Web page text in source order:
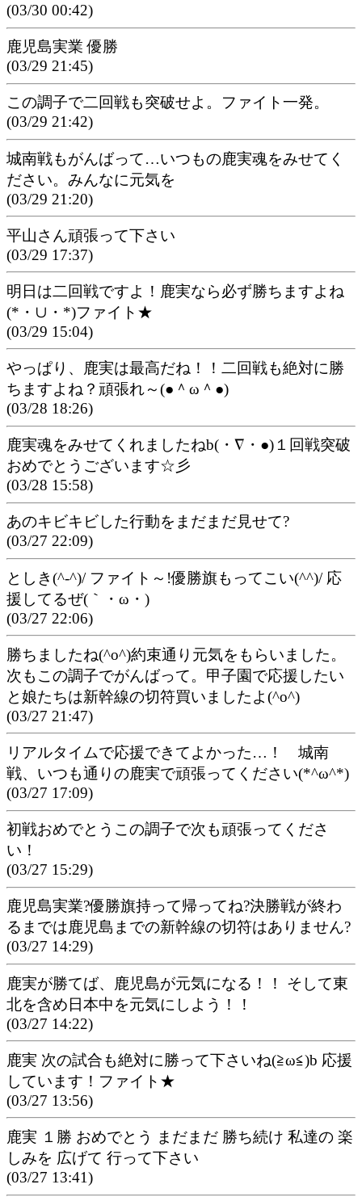
(03/30 00:42)
鹿児島実業 優勝
(03/29 21:45)
この調子で二回戦も突破せよ。ファイト一発。
(03/29 21:42)
城南戦もがんばって…いつもの鹿実魂をみせてく
ださい。みんなに元気を
(03/29 21:20)
平山さん頑張って下さい
(03/29 17:37)
明日は二回戦ですよ！鹿実なら必ず勝ちますよね
(*・∪・*)ファイト★
(03/29 15:04)
やっぱり、鹿実は最高だね！！二回戦も絶対に勝
ちますよね？頑張れ～(●＾ω＾●)
(03/28 18:26)
鹿実魂をみせてくれましたねb(・∇・●)１回戦突破
おめでとうございます☆彡
(03/28 15:58)
あのキビキビした行動をまだまだ見せて?
(03/27 22:09)
としき(^-^)/ ファイト～!優勝旗もってこい(^^)/ 応
援してるぜ(｀・ω・)
(03/27 22:06)
勝ちましたね(^o^)約束通り元気をもらいました。
次もこの調子でがんばって。甲子園で応援したい
と娘たちは新幹線の切符買いましたよ(^o^)
(03/27 21:47)
リアルタイムで応援できてよかった…！ 城南
戦、いつも通りの鹿実で頑張ってください(*^ω^*)
(03/27 17:09)
初戦おめでとうこの調子で次も頑張ってくださ
い！
(03/27 15:29)
鹿児島実業?優勝旗持って帰ってね?決勝戦が終わ
るまでは鹿児島までの新幹線の切符はありません?
(03/27 14:29)
鹿実が勝てば、鹿児島が元気になる！！ そして東
北を含め日本中を元気にしよう！！
(03/27 14:22)
鹿実 次の試合も絶対に勝って下さいね(≧ω≦)b 応援
しています！ファイト★
(03/27 13:56)
鹿実 １勝 おめでとう まだまだ 勝ち続け 私達の 楽
しみを 広げて 行って下さい
(03/27 13:41)